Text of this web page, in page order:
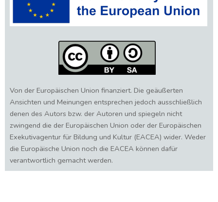
Von der Europäischen Union finanziert. Die geäußerten
Ansichten und Meinungen entsprechen jedoch ausschließlich
denen des Autors bzw. der Autoren und spiegeln nicht
zwingend die der Europäischen Union oder der Europäischen
Exekutivagentur für Bildung und Kultur (EACEA) wider. Weder
die Europäische Union noch die EACEA können dafür
verantwortlich gemacht werden.